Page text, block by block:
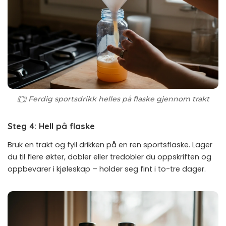
Ferdig sportsdrikk helles på flaske gjennom trakt
Steg 4: Hell på flaske
Bruk en trakt og fyll drikken på en ren sportsflaske. Lager
du til flere økter, dobler eller tredobler du oppskriften og
oppbevarer i kjøleskap – holder seg fint i to-tre dager.